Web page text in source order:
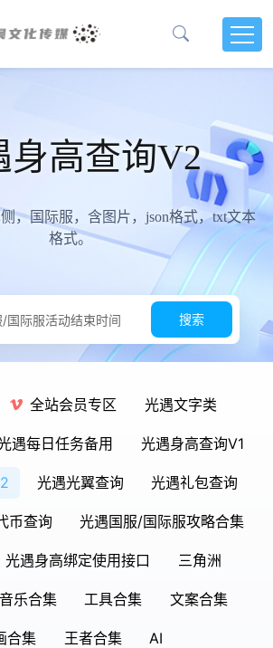
身高查询V2
，国际服，含图片，json格式，txt文本
格式。
搜索
全站会员专区 光遇文字类
遇每日任务备用 光遇身高查询V1
光遇光翼查询 光遇礼包查询
币查询 光遇国服/国际服攻略合集
光遇身高绑定使用接口 三角洲
音乐合集 工具合集 文案合集
合集 王者合集 AI